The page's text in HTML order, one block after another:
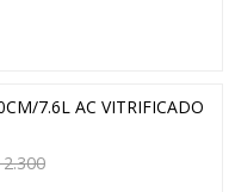
7.6L AC VITRIFICADO
2.300